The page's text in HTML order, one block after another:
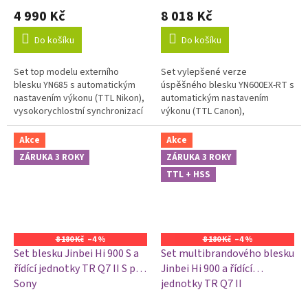
4 990 Kč
Do košíku
Set top modelu externího
blesku YN685 s automatickým
nastavením výkonu (TTL Nikon),
vysokorychlostní synchronizací
HSS a nejširšími možnostmi
bezdrátového ovládání s řídící...
8 018 Kč
Do košíku
Set vylepšené verze
úspěšného blesku YN600EX-RT s
automatickým nastavením
výkonu (TTL Canon),
vysokorychlostní synchronizací
HSS a možností bezdrátového
ovládání řídící jednotky...
Akce
ZÁRUKA 3 ROKY
8 180 Kč –4 %
Set blesku Jinbei Hi 900 S a
řídící jednotky TR Q7 II S pro
Sony
Akce
ZÁRUKA 3 ROKY
TTL + HSS
8 180 Kč –4 %
Set multibrandového blesku
Jinbei Hi 900 a řídící
jednotky TR Q7 II